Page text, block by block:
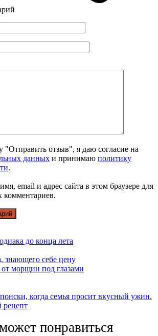
отзыв", я даю согласие на
данных и принимаю политику
.
email и адрес сайта в этом браузере для
до конца лета
знающего себе цену
от морщин под глазами
когда семья просит вкусный ужин.
рецепт
понравиться